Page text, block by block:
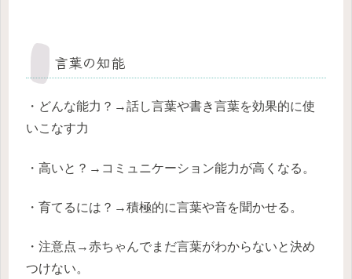
言葉の知能
・どんな能力？→話し言葉や書き言葉を効果的に使
いこなす力
・高いと？→コミュニケーション能力が高くなる。
・育てるには？→積極的に言葉や音を聞かせる。
・注意点→赤ちゃんでまだ言葉がわからないと決め
つけない。